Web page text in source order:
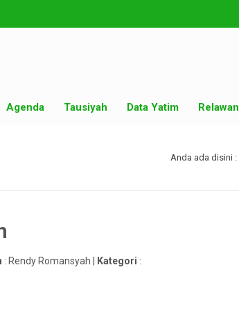
Agenda Tausiyah Data Yatim Relawan
Anda ada disini :
: Rendy Romansyah | Kategori :